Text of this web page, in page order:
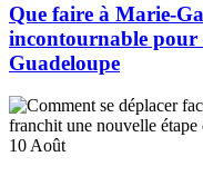
Que faire à Marie-
incontournable pour
Guadeloupe
10 Août